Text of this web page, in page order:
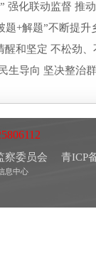
强化联动监督 推
题+解题”不断提
醒和坚定 不松劲
生导向 坚决整治
察委员会
青ICP
息中心